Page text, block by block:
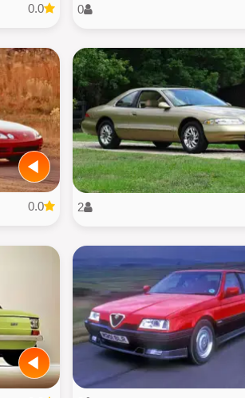
0
0.0
2
0.0